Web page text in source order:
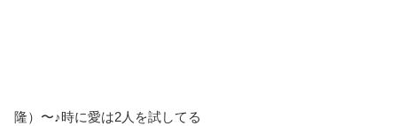
隆）〜♪時に愛は2人を試してる